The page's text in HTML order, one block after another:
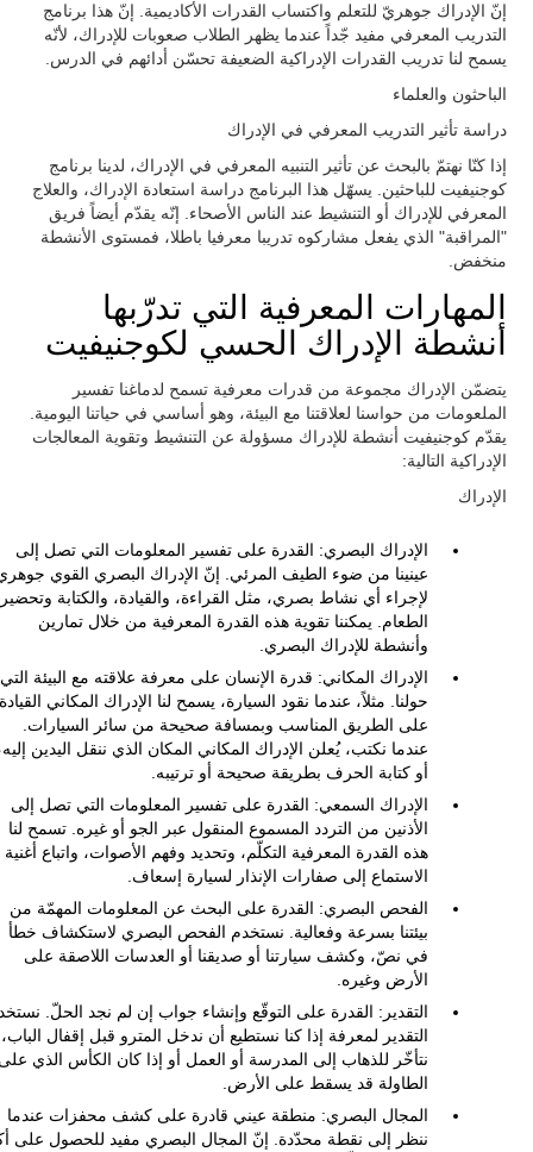
إنّ الإدراك جوهريّ للتعلم واكتساب القدرات الأكاديمية. إنّ هذا برنامج
التدريب المعرفي مفيد جّداً عندما يظهر الطلاب صعوبات للإدراك، لأنّه
يسمح لنا تدريب القدرات الإدراكية الضعيفة تحسّن أدائهم في الدرس.
الباحثون والعلماء
دراسة تأثير التدريب المعرفي في الإدراك
إذا كنّا نهتمّ بالبحث عن تأثير التنبيه المعرفي في الإدراك، لدينا برنامج
كوجنيفيت للباحثين. يسهّل هذا البرنامج دراسة استعادة الإدراك، والعلاج
المعرفي للإدراك أو التنشيط عند الناس الأصحاء. إنّه يقدّم أيضاً فريق
"المراقبة" الذي يفعل مشاركوه تدريبا معرفيا باطلا، فمستوى الأنشطة
منخفض.
المهارات المعرفية التي تدرّبها
أنشطة الإدراك الحسي لكوجنيفيت
يتضمّن الإدراك مجموعة من قدرات معرفية تسمح لدماغنا تفسير
الملعومات من حواسنا لعلاقتنا مع البيئة، وهو أساسي في حياتنا اليومية.
يقدّم كوجنيفيت أنشطة للإدراك مسؤولة عن التنشيط وتقوية المعالجات
الإدراكية التالية:
الإدراك
الإدراك البصري: القدرة على تفسير المعلومات التي تصل إلى
عينينا من ضوء الطيف المرئي. إنّ الإدراك البصري القوي
لإجراء أي نشاط بصري، مثل القراءة، والقيادة، والكتابة وتحضير
الطعام. يمكننا تقوية هذه القدرة المعرفية من خلال تمارين
وأنشطة للإدراك البصري.
الإدراك المكاني: قدرة الإنسان على معرفة علاقته مع البيئة التي
حولنا. مثلاً، عندما نقود السيارة، يسمح لنا الإدراك المكاني القيادة
على الطريق المناسب وبمسافة صحيحة من سائر السيارات.
عندما نكتب، يُعلن الإدراك المكاني المكان الذي ننقل اليدين
أو كتابة الحرف بطريقة صحيحة أو ترتيبه.
الإدراك السمعي: القدرة على تفسير المعلومات التي تصل إلى
الأذنين من التردد المسموع المنقول عبر الجو أو غيره. تسمح لنا
هذه القدرة المعرفية التكلّم، وتحديد وفهم الأصوات، واتباع أغنية
الاستماع إلى صفارات الإنذار لسيارة إسعاف.
الفحص البصري: القدرة على البحث عن المعلومات المهمّة من
بيئتنا بسرعة وفعالية. نستخدم الفحص البصري لاستكشاف خطأ
في نصّ، وكشف سيارتنا أو صديقنا أو العدسات اللاصقة على
الأرض وغيره.
التقدير: القدرة على التوقّع وإنشاء جواب إن لم نجد الحلّ.
التقدير لمعرفة إذا كنا نستطيع أن ندخل المترو قبل إقفال
نتأخّر للذهاب إلى المدرسة أو العمل أو إذا كان الكأس الذي
الطاولة قد يسقط على الأرض.
المجال البصري: منطقة عيني قادرة على كشف محفزات عندما
ننظر إلى نقطة محدّدة. إنّ المجال البصري مفيد للحصول على